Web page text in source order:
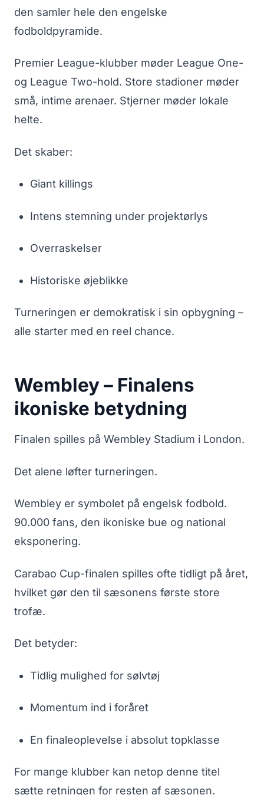
den samler hele den engelske
fodboldpyramide.
Premier League-klubber møder League One-
og League Two-hold. Store stadioner møder
små, intime arenaer. Stjerner møder lokale
helte.
Det skaber:
Giant killings
Intens stemning under projektørlys
Overraskelser
Historiske øjeblikke
Turneringen er demokratisk i sin opbygning –
alle starter med en reel chance.
Wembley – Finalens
ikoniske betydning
Finalen spilles på Wembley Stadium i London.
Det alene løfter turneringen.
Wembley er symbolet på engelsk fodbold.
90.000 fans, den ikoniske bue og national
eksponering.
Carabao Cup-finalen spilles ofte tidligt på året,
hvilket gør den til sæsonens første store
trofæ.
Det betyder:
Tidlig mulighed for sølvtøj
Momentum ind i foråret
En finaleoplevelse i absolut topklasse
For mange klubber kan netop denne titel
sætte retningen for resten af sæsonen.